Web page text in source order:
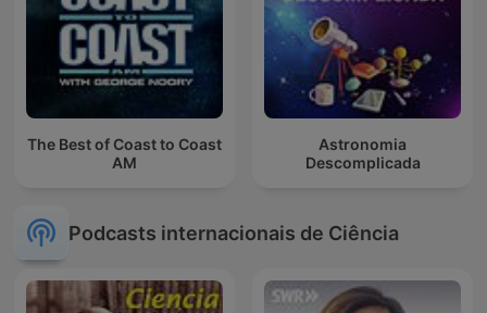
The Best of Coast to Coast
AM
Astronomia
Descomplicada
Podcasts internacionais de Ciência